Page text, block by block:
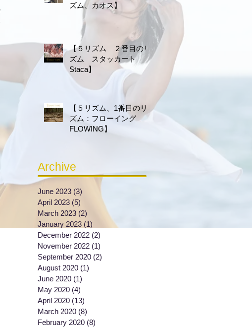
ズム、カオス】
【５リズム ２番目のリ
ズム スタッカート
Staca】
【５リズム、1番目のリ
ズム：フローイング
FLOWING】
Archive
June 2023 (3)
April 2023 (5) 5 posts
March 2023 (2) 2 posts
January 2023 (1)
December 2022 (2)
November 2022 (1)
September 2020 (2)
August 2020 (1)
June 2020 (1)
May 2020 (4)
April 2020 (13)
March 2020 (8)
February 2020 (8)